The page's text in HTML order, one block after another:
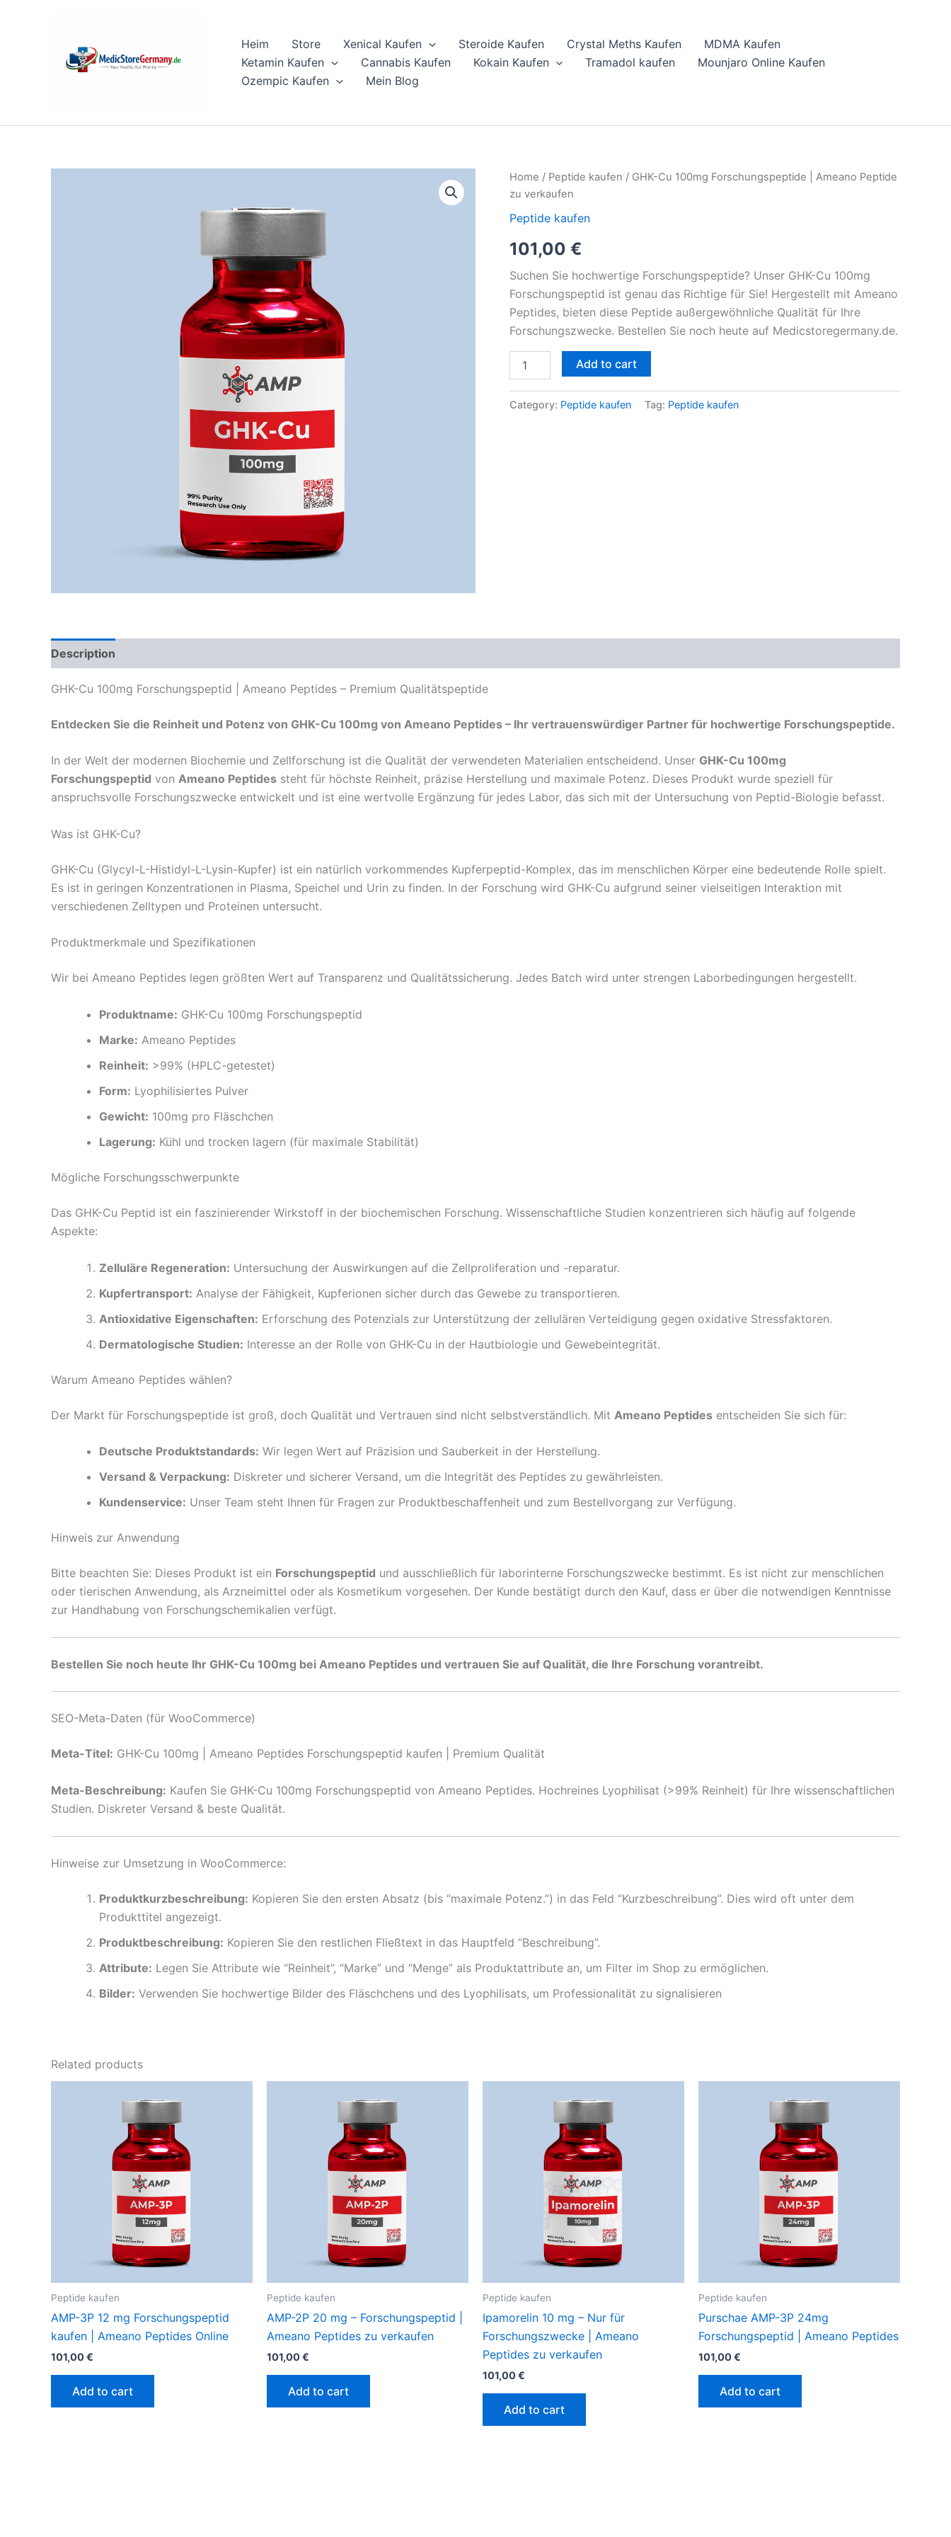
Heim Store Xenical Kaufen Steroide Kaufen Crystal Meths Kaufen
MDMA Kaufen
Ketamin Kaufen
Cannabis Kaufen Kokain Kaufen Tramadol kaufen
Mounjaro Online Kaufen
Ozempic Kaufen
Mein Blog
Home / Peptide kaufen / GHK-Cu 100mg Forschungspeptide | Ameano Peptide
zu verkaufen
Peptide kaufen
101,00 €
Suchen Sie hochwertige Forschungspeptide? Unser GHK-Cu 100mg
Forschungspeptid ist genau das Richtige für Sie! Hergestellt mit Ameano
Peptides, bieten diese Peptide außergewöhnliche Qualität für Ihre
Forschungszwecke. Bestellen Sie noch heute auf Medicstoregermany.de.
GHK-
Forschungspeptide
Ameano
Peptide
zu
verkaufen
quantity
Add to cart
Category: Peptide kaufen Tag: Peptide kaufen
Description
GHK-Cu 100mg Forschungspeptid | Ameano Peptides – Premium Qualitätspeptide
Entdecken Sie die Reinheit und Potenz von GHK-Cu 100mg von Ameano Peptides – Ihr vertrauenswürdiger Partner für hochwertige Forschungspeptide.
In der Welt der modernen Biochemie und Zellforschung ist die Qualität der verwendeten Materialien entscheidend. Unser GHK-Cu 100mg
Forschungspeptid von Ameano Peptides steht für höchste Reinheit, präzise Herstellung und maximale Potenz. Dieses Produkt wurde speziell für
anspruchsvolle Forschungszwecke entwickelt und ist eine wertvolle Ergänzung für jedes Labor, das sich mit der Untersuchung von Peptid-Biologie befasst.
Was ist GHK-Cu?
GHK-Cu (Glycyl-L-Histidyl-L-Lysin-Kupfer) ist ein natürlich vorkommendes Kupferpeptid-Komplex, das im menschlichen Körper eine bedeutende Rolle spielt.
Es ist in geringen Konzentrationen in Plasma, Speichel und Urin zu finden. In der Forschung wird GHK-Cu aufgrund seiner vielseitigen Interaktion mit
verschiedenen Zelltypen und Proteinen untersucht.
Produktmerkmale und Spezifikationen
Wir bei Ameano Peptides legen größten Wert auf Transparenz und Qualitätssicherung. Jedes Batch wird unter strengen Laborbedingungen hergestellt.
Produktname: GHK-Cu 100mg Forschungspeptid
Marke: Ameano Peptides
Reinheit: >99% (HPLC-getestet)
Form: Lyophilisiertes Pulver
Gewicht: 100mg pro Fläschchen
Lagerung: Kühl und trocken lagern (für maximale Stabilität)
Mögliche Forschungsschwerpunkte
Das GHK-Cu Peptid ist ein faszinierender Wirkstoff in der biochemischen Forschung. Wissenschaftliche Studien konzentrieren sich häufig auf folgende
Aspekte:
Zelluläre Regeneration: Untersuchung der Auswirkungen auf die Zellproliferation und -reparatur.
Kupfertransport: Analyse der Fähigkeit, Kupferionen sicher durch das Gewebe zu transportieren.
Antioxidative Eigenschaften: Erforschung des Potenzials zur Unterstützung der zellulären Verteidigung gegen oxidative Stressfaktoren.
Dermatologische Studien: Interesse an der Rolle von GHK-Cu in der Hautbiologie und Gewebeintegrität.
Warum Ameano Peptides wählen?
Der Markt für Forschungspeptide ist groß, doch Qualität und Vertrauen sind nicht selbstverständlich. Mit Ameano Peptides entscheiden Sie sich für:
Deutsche Produktstandards: Wir legen Wert auf Präzision und Sauberkeit in der Herstellung.
Versand & Verpackung: Diskreter und sicherer Versand, um die Integrität des Peptides zu gewährleisten.
Kundenservice: Unser Team steht Ihnen für Fragen zur Produktbeschaffenheit und zum Bestellvorgang zur Verfügung.
Hinweis zur Anwendung
Bitte beachten Sie: Dieses Produkt ist ein Forschungspeptid und ausschließlich für laborinterne Forschungszwecke bestimmt. Es ist nicht zur menschlichen
oder tierischen Anwendung, als Arzneimittel oder als Kosmetikum vorgesehen. Der Kunde bestätigt durch den Kauf, dass er über die notwendigen Kenntnisse
zur Handhabung von Forschungschemikalien verfügt.
Bestellen Sie noch heute Ihr GHK-Cu 100mg bei Ameano Peptides und vertrauen Sie auf Qualität, die Ihre Forschung vorantreibt.
SEO-Meta-Daten (für WooCommerce)
Meta-Titel: GHK-Cu 100mg | Ameano Peptides Forschungspeptid kaufen | Premium Qualität
Meta-Beschreibung: Kaufen Sie GHK-Cu 100mg Forschungspeptid von Ameano Peptides. Hochreines Lyophilisat (>99% Reinheit) für Ihre wissenschaftlichen
Studien. Diskreter Versand & beste Qualität.
Hinweise zur Umsetzung in WooCommerce:
Produktkurzbeschreibung: Kopieren Sie den ersten Absatz (bis “maximale Potenz.”) in das Feld “Kurzbeschreibung”. Dies wird oft unter dem
Produkttitel angezeigt.
Produktbeschreibung: Kopieren Sie den restlichen Fließtext in das Hauptfeld “Beschreibung”.
Attribute: Legen Sie Attribute wie “Reinheit”, “Marke” und “Menge” als Produktattribute an, um Filter im Shop zu ermöglichen.
Bilder: Verwenden Sie hochwertige Bilder des Fläschchens und des Lyophilisats, um Professionalität zu signalisieren
Related products
Peptide kaufen
AMP-3P 12 mg Forschungspeptid
kaufen | Ameano Peptides Online
101,00€
Add to cart
Peptide kaufen
AMP-2P 20 mg – Forschungspeptid |
Ameano Peptides zu verkaufen
101,00€
Add to cart
Peptide kaufen
Ipamorelin 10 mg – Nur für
Forschungszwecke | Ameano
Peptides zu verkaufen
101,00€
Add to cart
Peptide kaufen
Purschae AMP-3P 24mg
Forschungspeptid | Ameano Peptides
101,00€
Add to cart